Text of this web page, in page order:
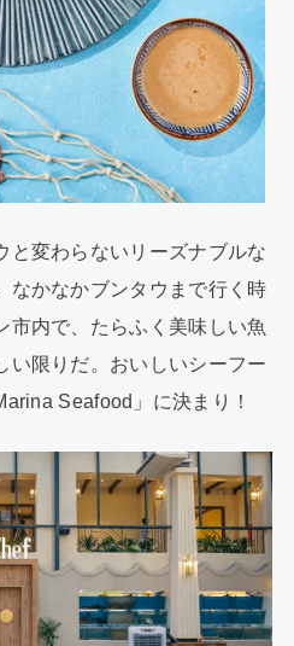
変わらないリーズナブルな
なかなかブンタウまで行く時
市内で、たらふく美味しい魚
い限りだ。おいしいシーフー
Seafood」に決まり！